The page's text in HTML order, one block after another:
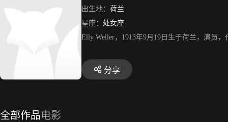
出生地： 荷兰
星座： 处女座
Elly Weller，1913年9月19日生于荷兰，演员
分享
全部作品电影